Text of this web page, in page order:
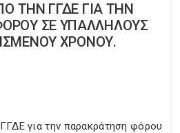
ΤΗΝ ΓΓΔΕ ΓΙΑ ΤΗΝ
ΣΕ ΥΠΑΛΛΗΛΟΥΣ
ΧΡΟΝΟΥ.
για την παρακράτηση φόρου